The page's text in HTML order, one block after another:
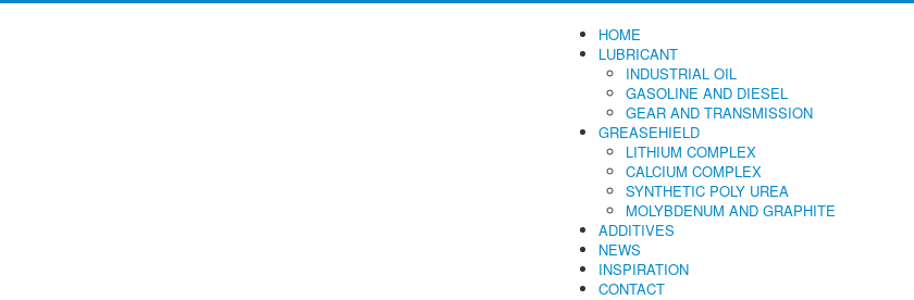
HOME
LUBRICANT
INDUSTRIAL OIL
GASOLINE AND DIESEL
GEAR AND TRANSMISSION
GREASEHIELD
LITHIUM COMPLEX
CALCIUM COMPLEX
SYNTHETIC POLY UREA
MOLYBDENUM AND GRAPHITE
ADDITIVES
NEWS
INSPIRATION
CONTACT